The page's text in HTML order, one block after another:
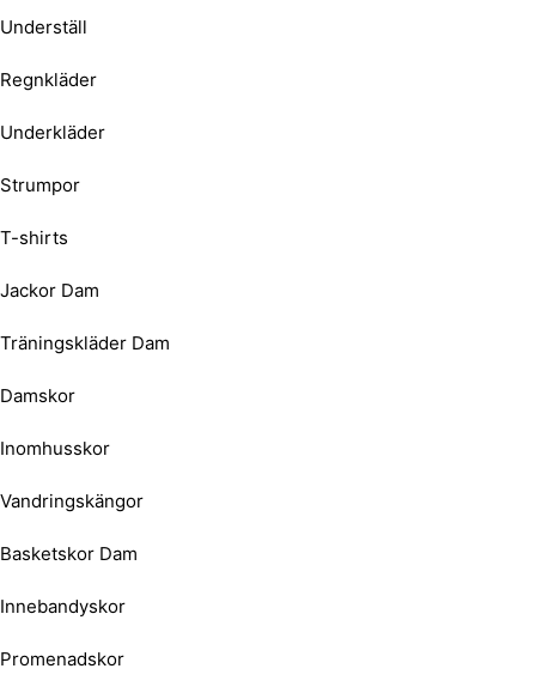
Underställ
Regnkläder
Underkläder
Strumpor
T-shirts
Jackor Dam
Träningskläder Dam
Damskor
Inomhusskor
Vandringskängor
Basketskor Dam
Innebandyskor
Promenadskor